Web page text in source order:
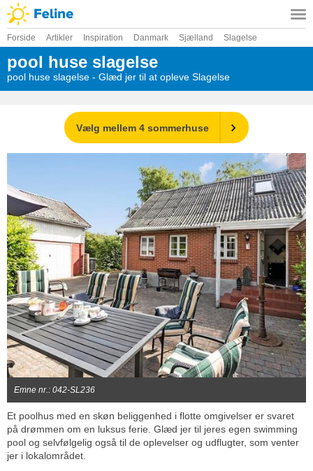
Forside Artikler Inspiration Danmark Sjælland Slagelse
pool huse slagelse
pool huse slagelse - Glæd jer til at opleve Slagelse
Vælg mellem 4 sommerhuse
Emne nr.: 042-SL236
Et poolhus med en skøn beliggenhed i flotte omgivelser er svaret
på drømmen om en luksus ferie. Glæd jer til jeres egen swimming
pool og selvfølgelig også til de oplevelser og udflugter, som venter
jer i lokalområdet.